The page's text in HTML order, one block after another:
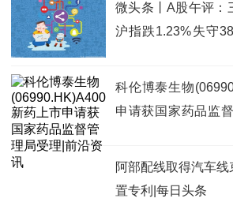
微头条丨A股午评：
沪指跌1.23%失守
1.75%北证50跌
涨！近5000股下跌
量3579亿
科伦博泰生物
申请获国家药品监
阿部配线取得汽车
置专利|每日头条